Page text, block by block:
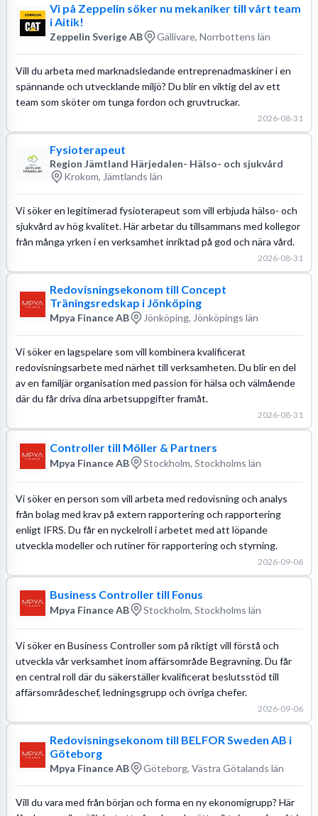
Vi på Zeppelin söker nu mekaniker till vårt team
i Aitik!
Zeppelin Sverige AB Gällivare, Norrbottens län
Vill du arbeta med marknadsledande entreprenadmaskiner i en
spännande och utvecklande miljö? Du blir en viktig del av ett
team som sköter om tunga fordon och gruvtruckar.
2026-08-31
Fysioterapeut
Region Jämtland Härjedalen- Hälso- och sjukvård
Krokom, Jämtlands län
Vi söker en legitimerad fysioterapeut som vill erbjuda hälso- och
sjukvård av hög kvalitet. Här arbetar du tillsammans med kollegor
från många yrken i en verksamhet inriktad på god och nära vård.
2026-08-31
Redovisningsekonom till Concept
Träningsredskap i Jönköping
Mpya Finance AB Jönköping, Jönköpings län
Vi söker en lagspelare som vill kombinera kvalificerat
redovisningsarbete med närhet till verksamheten. Du blir en del
av en familjär organisation med passion för hälsa och välmående
där du får driva dina arbetsuppgifter framåt.
2026-08-31
Controller till Möller & Partners
Mpya Finance AB Stockholm, Stockholms län
Vi söker en person som vill arbeta med redovisning och analys
från bolag med krav på extern rapportering och rapportering
enligt IFRS. Du får en nyckelroll i arbetet med att löpande
utveckla modeller och rutiner för rapportering och styrning.
2026-09-06
Business Controller till Fonus
Mpya Finance AB Stockholm, Stockholms län
Vi söker en Business Controller som på riktigt vill förstå och
utveckla vår verksamhet inom affärsområde Begravning. Du får
en central roll där du säkerställer kvalificerat beslutsstöd till
affärsområdeschef, ledningsgrupp och övriga chefer.
2026-09-06
Redovisningsekonom till BELFOR Sweden AB i
Göteborg
Mpya Finance AB Göteborg, Västra Götalands län
Vill du vara med från början och forma en ny ekonomigrupp? Här